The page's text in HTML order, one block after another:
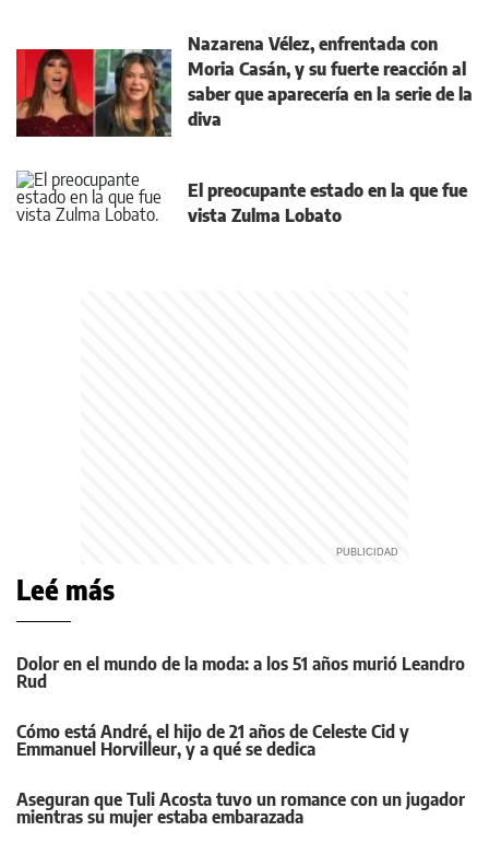
Nazarena Vélez, enfrentada con
Moria Casán, y su fuerte reacción al
saber que aparecería en la serie de la
diva
El preocupante estado en la que fue
vista Zulma Lobato
Leé más
Dolor en el mundo de la moda: a los 51 años murió Leandro
Rud
Cómo está André, el hijo de 21 años de Celeste Cid y
Emmanuel Horvilleur, y a qué se dedica
Aseguran que Tuli Acosta tuvo un romance con un jugador
mientras su mujer estaba embarazada